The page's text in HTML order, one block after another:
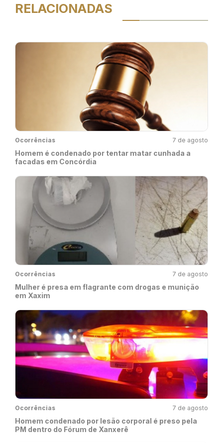
RELACIONADAS
Ocorrências 7 de agosto
Homem é condenado por tentar matar cunhada a
facadas em Concórdia
Ocorrências 7 de agosto
Mulher é presa em flagrante com drogas e munição
em Xaxim
Ocorrências 7 de agosto
Homem condenado por lesão corporal é preso pela
PM dentro do Fórum de Xanxerê